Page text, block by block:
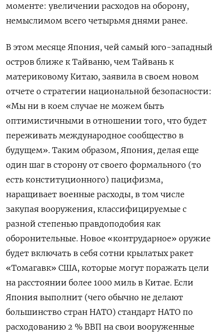
моменте: увеличении расходов на оборону,
немыслимом всего четырьмя днями ранее.
В этом месяце Япония, чей самый юго-западный
остров ближе к Тайваню, чем Тайвань к
материковому Китаю, заявила в своем новом
отчете о стратегии национальной безопасности:
«Мы ни в коем случае не можем быть
оптимистичными в отношении того, что будет
переживать международное сообщество в
будущем». Таким образом, Япония, делая еще
один шаг в сторону от своего формального (то
есть конституционного) пацифизма,
наращивает военные расходы, в том числе
закупая вооружения, классифицируемые с
разной степенью правдоподобия как
оборонительные. Новое «контрударное» оружие
будет включать в себя сотни крылатых ракет
«Томагавк» США, которые могут поражать цели
на расстоянии более 1000 миль в Китае. Если
Япония выполнит (чего обычно не делают
большинство стран НАТО) стандарт НАТО по
расходованию 2 % ВВП на свои вооруженные